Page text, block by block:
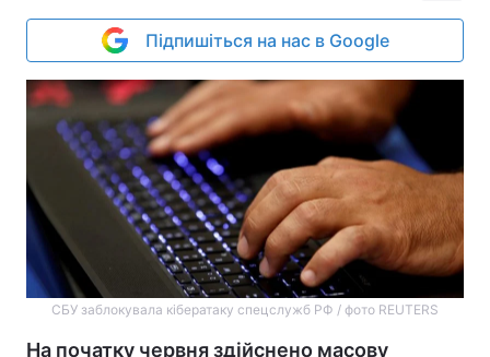
Підпишіться на нас в Google
СБУ заблокувала кібератаку спецслужб РФ / фото REUTERS
На початку червня здійснено масову